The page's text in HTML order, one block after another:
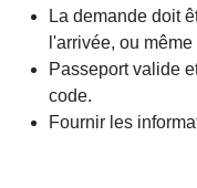
La demande doit
l'arrivée, ou même
Passeport valide
code.
Fournir les